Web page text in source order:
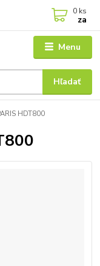
Menu
Hľadať
0 ks
za
HDT800